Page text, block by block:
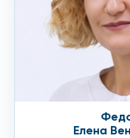
Елена